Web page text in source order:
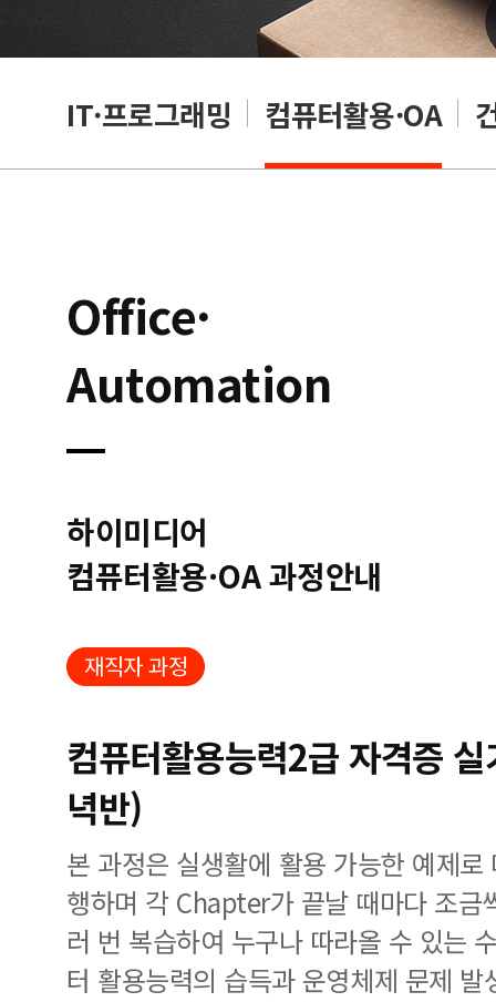
IT·프로그래밍 컴퓨터활용·OA
Office·
Automation
하이미디어
컴퓨터활용·OA 과정안내
재직자 과정
컴퓨터활용능력2급 자격증
녁반)
본 과정은 실생활에 활용 가능한 예제
행하며 각 Chapter가 끝날 때마다 조금
러 번 복습하여 누구나 따라올 수 있는
터 활용능력의 습득과 운영체제 문제